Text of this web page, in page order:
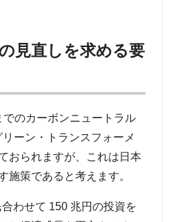
見直しを求める要
でのカーボンニュートラル
ーン・トランスフォーメ
おられますが、これは日本
施策であると考えます。
わせて 150 兆円の投資を